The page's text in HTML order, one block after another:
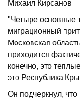
Михаил Кирсанов
"Четыре основные
миграционный
Московская
приходится
конечно, это
это Республика
Он подчеркнул, что